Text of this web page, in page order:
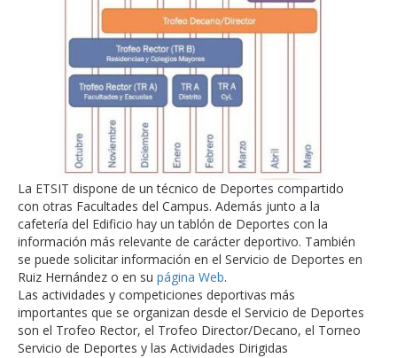
La ETSIT dispone de un técnico de Deportes compartido
con otras Facultades del Campus. Además junto a la
cafetería del Edificio hay un tablón de Deportes con la
información más relevante de carácter deportivo. También
se puede solicitar información en el Servicio de Deportes en
Ruiz Hernández o en su página Web.
Las actividades y competiciones deportivas más
importantes que se organizan desde el Servicio de Deportes
son el Trofeo Rector, el Trofeo Director/Decano, el Torneo
Servicio de Deportes y las Actividades Dirigidas